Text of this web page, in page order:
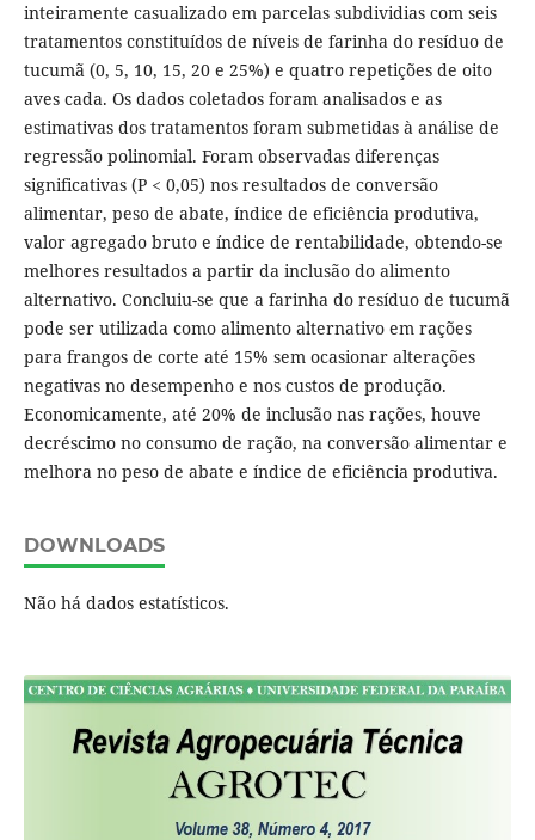
inteiramente casualizado em parcelas subdividias com seis
tratamentos constituídos de níveis de farinha do resíduo de
tucumã (0, 5, 10, 15, 20 e 25%) e quatro repetições de oito
aves cada. Os dados coletados foram analisados e as
estimativas dos tratamentos foram submetidas à análise de
regressão polinomial. Foram observadas diferenças
significativas (P < 0,05) nos resultados de conversão
alimentar, peso de abate, índice de eficiência produtiva,
valor agregado bruto e índice de rentabilidade, obtendo-se
melhores resultados a partir da inclusão do alimento
alternativo. Concluiu-se que a farinha do resíduo de tucumã
pode ser utilizada como alimento alternativo em rações
para frangos de corte até 15% sem ocasionar alterações
negativas no desempenho e nos custos de produção.
Economicamente, até 20% de inclusão nas rações, houve
decréscimo no consumo de ração, na conversão alimentar e
melhora no peso de abate e índice de eficiência produtiva.
DOWNLOADS
Não há dados estatísticos.